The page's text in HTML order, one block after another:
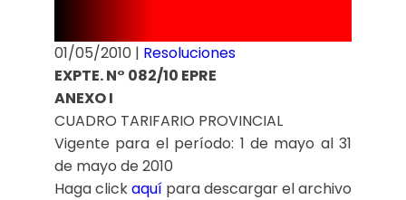
01/05/2010 | Resoluciones
EXPTE. N° 082/10 EPRE
ANEXO I
CUADRO TARIFARIO PROVINCIAL
Vigente para el período: 1 de mayo al 31
de mayo de 2010
Haga clickaquí para descargar el archivo